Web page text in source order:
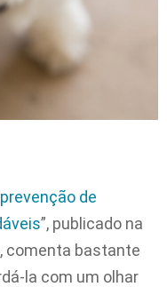
de
”, publicado na
comenta bastante
la com um olhar